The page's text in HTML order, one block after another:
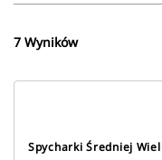
7 Wyników
Spycharki Średniej